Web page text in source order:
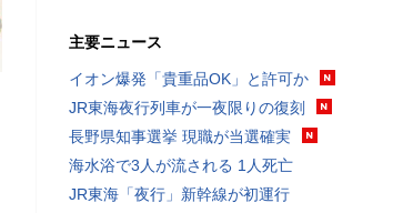
主要ニュース
イオン爆発「貴重品OK」と許可か
JR東海夜行列車が一夜限りの復刻
長野県知事選挙 現職が当選確実
海水浴で3人が流される 1人死亡
JR東海「夜行」新幹線が初運行